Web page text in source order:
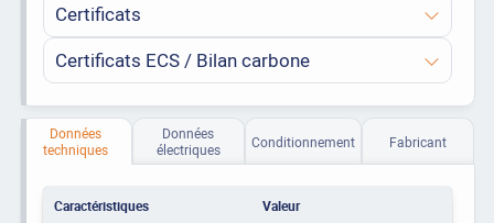
Certificats
Certificats ECS / Bilan carbone
Données
techniques
Données
électriques
Conditionnement Fabricant
Caractéristiques Valeur